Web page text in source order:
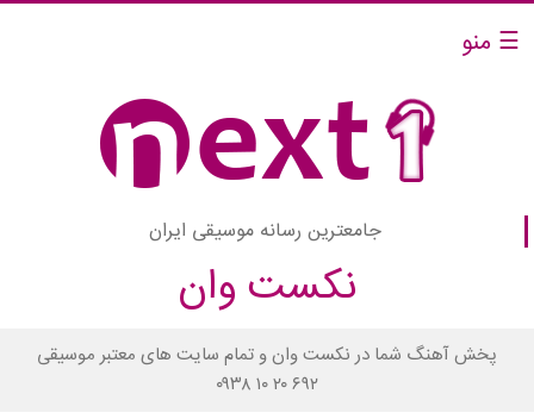
☰ منو
جامعترین رسانه موسیقی ایران
نکست وان
پخش آهنگ شما در نکست وان و تمام سایت های معتبر موسیقی
۰۹۳۸ ۱۰ ۲۰ ۶۹۲